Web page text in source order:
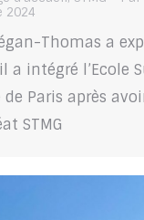
2024
Thomas a
intégré l’Ecole
de Paris après
STMG